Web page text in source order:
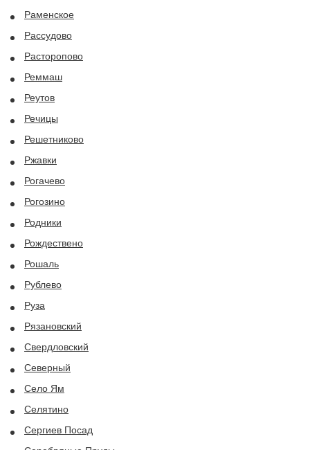
Раменское
Рассудово
Расторопово
Реммаш
Реутов
Речицы
Решетниково
Ржавки
Рогачево
Рогозино
Родники
Рождествено
Рошаль
Рублево
Руза
Рязановский
Свердловский
Северный
Село Ям
Селятино
Сергиев Посад